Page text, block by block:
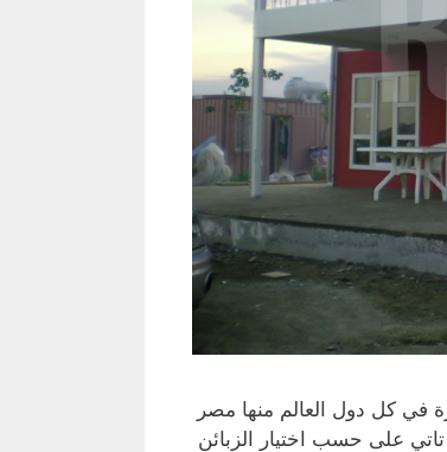
في كل دول العالم منها مصر
تاتي على حسب اختيار الزبائن